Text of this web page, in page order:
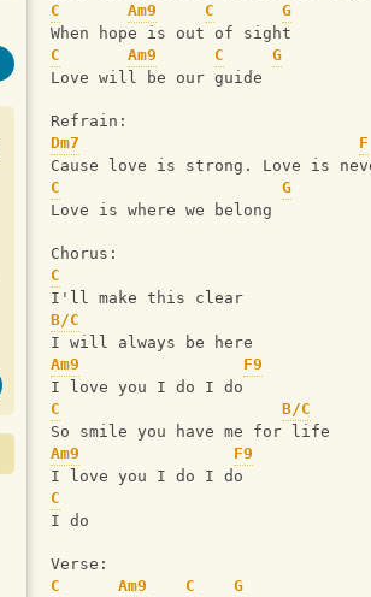
C
Am9 C
G
When hope is out of sight
C
Am9 C
G
Love will be our guide
Refrain:
Dm7
F
Cause love is strong. Love is
C
G
Love is where we belong
Chorus:
C
I'll make this clear
B/C
I will always be here
Am9
F9
I love you I do I do
C
B/C
So smile you have me for life
Am9
F9
I love you I do I do
C
I do
Verse:
C
Am9 C
G